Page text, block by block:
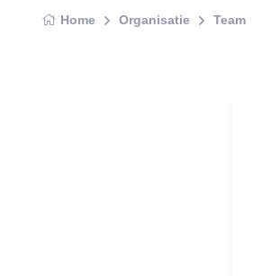
Home Organisatie Team